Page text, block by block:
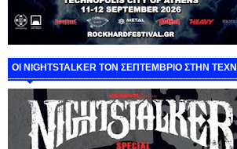
ΟΙ NIGHTSTALKER ΤΟΝ ΣΕΠΤΕΜΒΡΙΟ ΣΤΗΝ